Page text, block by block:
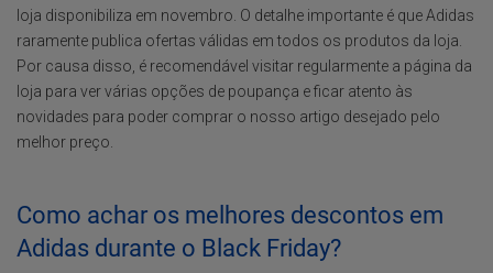
loja disponibiliza em novembro. O detalhe importante é que Adidas
raramente publica ofertas válidas em todos os produtos da loja.
Por causa disso, é recomendável visitar regularmente a página da
loja para ver várias opções de poupança e ficar atento às
novidades para poder comprar o nosso artigo desejado pelo
melhor preço.
Como achar os melhores descontos em
Adidas durante o Black Friday?